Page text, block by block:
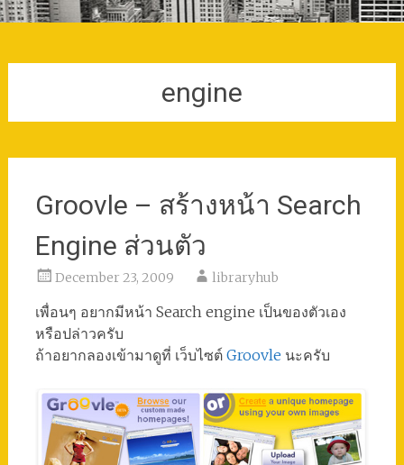
engine
Groovle – สร้างหน้า Search
Engine ส่วนตัว
December 23, 2009 libraryhub
เพื่อนๆ อยากมีหน้า Search engine เป็นของตัวเอง
หรือปล่าวครับ
ถ้าอยากลองเข้ามาดูที่ เว็บไซต์ Groovle นะครับ